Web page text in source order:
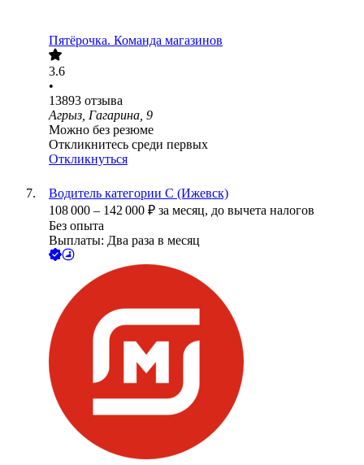
Пятёрочка. Команда магазинов
3.6
•
13893 отзыва
Агрыз, Гагарина, 9
Можно без резюме
Откликнитесь среди первых
Откликнуться
Водитель категории С (Ижевск)
108 000 – 142 000 ₽ за месяц, до вычета налогов
Без опыта
Выплаты: Два раза в месяц